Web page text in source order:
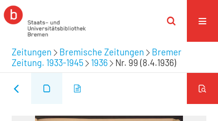
Zeitungen Bremische Zeitungen
Bremer
Zeitung. 1933-1945
1936 Nr. 99 (8.4.1936)